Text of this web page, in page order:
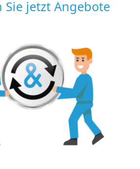
Sie jetzt Angebote